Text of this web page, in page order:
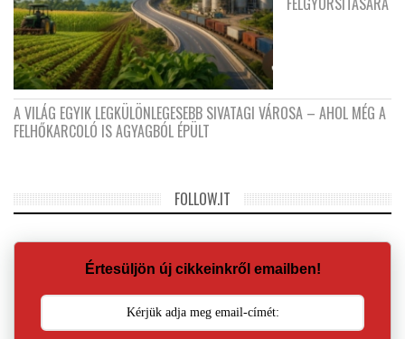
A VILÁG EGYIK LEGKÜLÖNLEGESEBB SIVATAGI VÁROSA – AHOL MÉG A
FELHŐKARCOLÓ IS AGYAGBÓL ÉPÜLT
FOLLOW.IT
Értesüljön új cikkeinkről emailben!